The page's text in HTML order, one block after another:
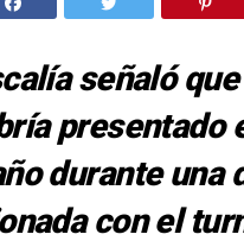
señaló
presentado
durante una
con el